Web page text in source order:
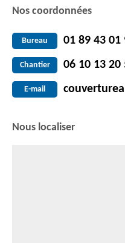
Nos coordonnées
Bureau 01 89 43 01
Chantier 06 10 13 20
E-mail
Nous localiser